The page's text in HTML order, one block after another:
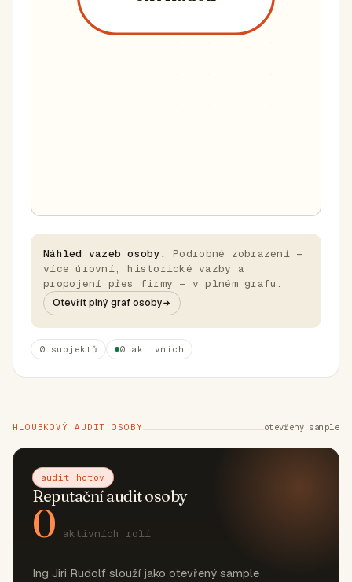
Náhled vazeb osoby.
Podrobné zobrazení —
více úrovní, historické vazby a
propojení přes firmy — v plném grafu.
Otevřít plný graf osoby
0 subjektů 0 aktivních
HLOUBKOVÝ AUDIT OSOBY otevřený sample
audit hotov
Reputační audit osoby
0 aktivních rolí
Ing Jiri Rudolf slouží jako otevřený sample